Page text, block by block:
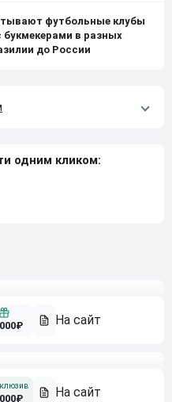
футбольные клубы
букмекерами в разных
до России
одним кликом: